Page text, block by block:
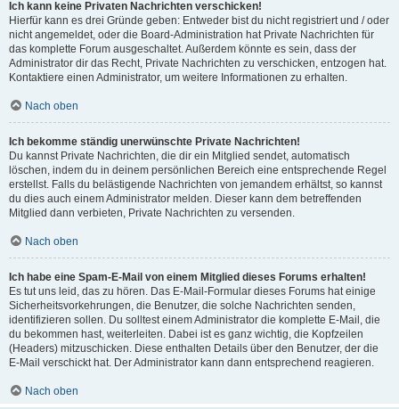
Ich kann keine Privaten Nachrichten verschicken!
Hierfür kann es drei Gründe geben: Entweder bist du nicht registriert und / oder
nicht angemeldet, oder die Board-Administration hat Private Nachrichten für
das komplette Forum ausgeschaltet. Außerdem könnte es sein, dass der
Administrator dir das Recht, Private Nachrichten zu verschicken, entzogen hat.
Kontaktiere einen Administrator, um weitere Informationen zu erhalten.
Nach oben
Ich bekomme ständig unerwünschte Private Nachrichten!
Du kannst Private Nachrichten, die dir ein Mitglied sendet, automatisch
löschen, indem du in deinem persönlichen Bereich eine entsprechende Regel
erstellst. Falls du belästigende Nachrichten von jemandem erhältst, so kannst
du dies auch einem Administrator melden. Dieser kann dem betreffenden
Mitglied dann verbieten, Private Nachrichten zu versenden.
Nach oben
Ich habe eine Spam-E-Mail von einem Mitglied dieses Forums erhalten!
Es tut uns leid, das zu hören. Das E-Mail-Formular dieses Forums hat einige
Sicherheitsvorkehrungen, die Benutzer, die solche Nachrichten senden,
identifizieren sollen. Du solltest einem Administrator die komplette E-Mail, die
du bekommen hast, weiterleiten. Dabei ist es ganz wichtig, die Kopfzeilen
(Headers) mitzuschicken. Diese enthalten Details über den Benutzer, der die
E-Mail verschickt hat. Der Administrator kann dann entsprechend reagieren.
Nach oben